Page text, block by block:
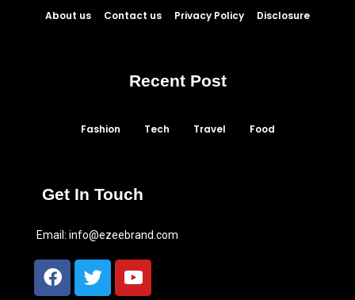
About us Contact us Privacy Policy Disclosure
Recent Post
Fashion Tech Travel Food
Get In Touch
Email: info@ezeebrand.com